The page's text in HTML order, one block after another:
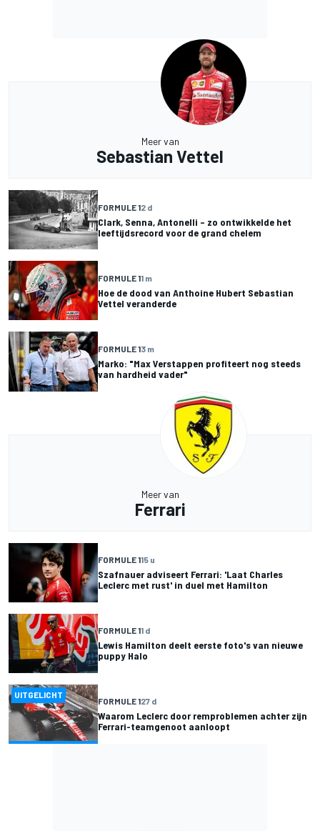
Meer van
Sebastian Vettel
FORMULE 12 d
Clark, Senna, Antonelli – zo ontwikkelde het
leeftijdsrecord voor de grand chelem
FORMULE 11 m
Hoe de dood van Anthoine Hubert Sebastian
Vettel veranderde
FORMULE 13 m
Marko: "Max Verstappen profiteert nog steeds
van hardheid vader"
Meer van
Ferrari
FORMULE 115 u
Szafnauer adviseert Ferrari: 'Laat Charles
Leclerc met rust' in duel met Hamilton
FORMULE 11 d
Lewis Hamilton deelt eerste foto's van nieuwe
puppy Halo
UITGELICHT
FORMULE 127 d
Waarom Leclerc door remproblemen achter zijn
Ferrari-teamgenoot aanloopt